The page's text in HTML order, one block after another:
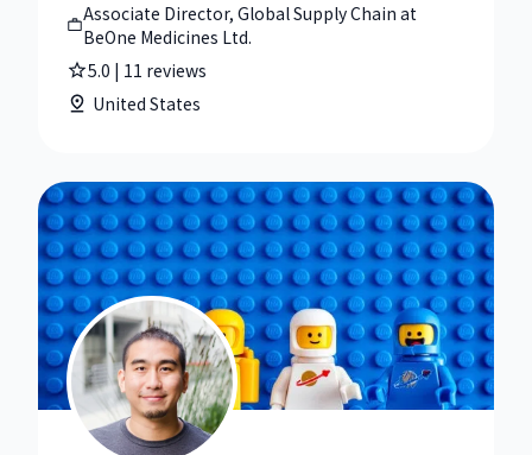
Associate Director, Global Supply Chain at
BeOne Medicines Ltd.
5.0 | 11 reviews
United States